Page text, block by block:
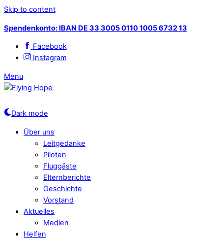
Skip to content
Spendenkonto: IBAN DE 33 3005 0110 1005 6732 13
Facebook
Instagram
Menu
Dark mode
Über uns
Leitgedanke
Piloten
Fluggäste
Elternberichte
Geschichte
Vorstand
Aktuelles
Medien
Helfen